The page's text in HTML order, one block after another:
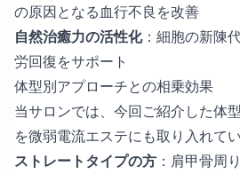
の原因となる血行不良を改善
自然治癒力の活性化：細胞の新陳
労回復をサポート
体型別アプローチとの相乗効果
当サロンでは、今回ご紹介した体
を微弱電流エステにも取り入れて
ストレートタイプの方 ：肩甲骨周